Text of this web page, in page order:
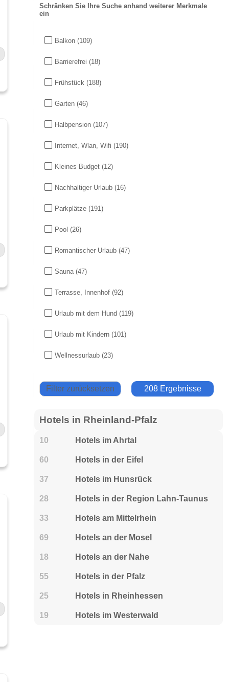
Schränken Sie Ihre Suche anhand weiterer Merkmale
ein
Balkon (109)
Barrierefrei (18)
Frühstück (188)
Garten (46)
Halbpension (107)
Internet, Wlan, Wifi (190)
Kleines Budget (12)
Nachhaltiger Urlaub (16)
Parkplätze (191)
Pool (26)
Romantischer Urlaub (47)
Sauna (47)
Terrasse, Innenhof (92)
Urlaub mit dem Hund (119)
Urlaub mit Kindern (101)
Wellnessurlaub (23)
Filter zurücksetzen 208 Ergebnisse
Hotels in Rheinland-Pfalz
10 Hotels im Ahrtal
60 Hotels in der Eifel
37 Hotels im Hunsrück
28 Hotels in der Region Lahn-Taunus
33 Hotels am Mittelrhein
69 Hotels an der Mosel
18 Hotels an der Nahe
55 Hotels in der Pfalz
25 Hotels in Rheinhessen
19 Hotels im Westerwald